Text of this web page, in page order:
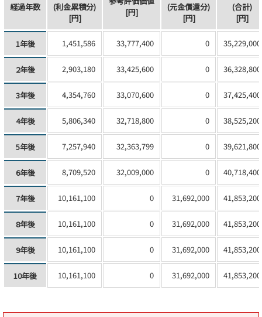
経過年数
(利金累積分)
[円]
[円]
(元金償還分)
[円]
(合計)
[円]
1年後 1,451,586 33,777,400 0 35,229,000
2年後 2,903,180 33,425,600 0 36,328,800
3年後 4,354,760 33,070,600 0 37,425,400
4年後 5,806,340 32,718,800 0 38,525,200
5年後 7,257,940 32,363,799 0 39,621,800
6年後 8,709,520 32,009,000 0 40,718,400
7年後 10,161,100 0 31,692,000 41,853,200
8年後 10,161,100 0 31,692,000 41,853,200
9年後 10,161,100 0 31,692,000 41,853,200
10年後 10,161,100 0 31,692,000 41,853,200